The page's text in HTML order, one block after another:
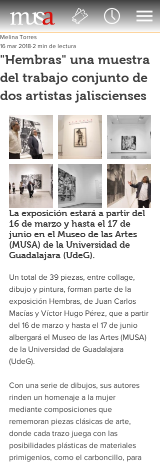
"Hembras" una muestra
del trabajo conjunto de
dos artistas jaliscienses
Melina Torres
16 mar 2018 2 min de lectura
La exposición estará a partir del
16 de marzo y hasta el 17 de
junio en el Museo de las Artes
(MUSA) de la Universidad de
Guadalajara (UdeG).
Un total de 39 piezas, entre collage,
dibujo y pintura, forman parte de la
exposición Hembras, de Juan Carlos
Macías y Víctor Hugo Pérez, que a partir
del 16 de marzo y hasta el 17 de junio
albergará el Museo de las Artes (MUSA)
de la Universidad de Guadalajara
(UdeG).
Con una serie de dibujos, sus autores
rinden un homenaje a la mujer
mediante composiciones que
rememoran piezas clásicas de arte,
donde cada trazo juega con las
posibilidades plásticas de materiales
primigenios, como el carboncillo, para